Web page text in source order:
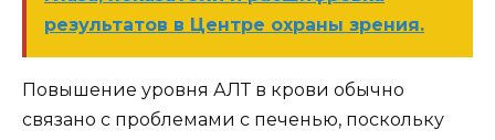
результатов в Центре охраны зрения.
Повышение уровня АЛТ в крови обычно
связано с проблемами с печенью, поскольку